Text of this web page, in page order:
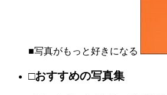
■写真がもっと好きになる
□おすすめの写真集